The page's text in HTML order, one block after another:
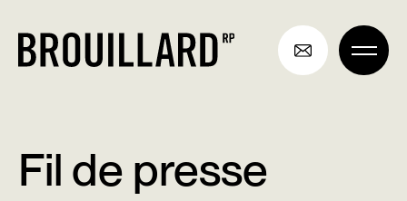
contenu
Fil de presse